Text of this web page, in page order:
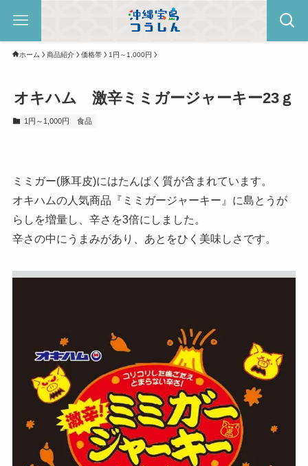
ホーム 商品紹介 価格帯 1円～1,000円
オキハム 激辛ミミガージャーキー23ｇ
1円～1,000円 食品
ミミガー(豚耳皮)にはたんぱく質が含まれています。
オキハムの人気商品『ミミガージャーキー』に島とうが
らしを増量し、辛さを3倍にしました。
辛さの中にうまみがあり、あとをひく美味しさです。